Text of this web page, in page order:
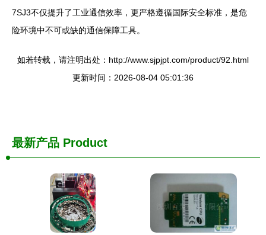
7SJ3不仅提升了工业通信效率，更严格遵循国际安全标准，是危
险环境中不可或缺的通信保障工具。
如若转载，请注明出处：http://www.sjpjpt.com/product/92.html
更新时间：2026-08-04 05:01:36
最新产品 Product